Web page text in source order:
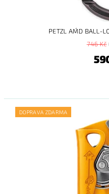
PETZL AM´D BALL-
746 Kč
DOPRAVA ZDARMA